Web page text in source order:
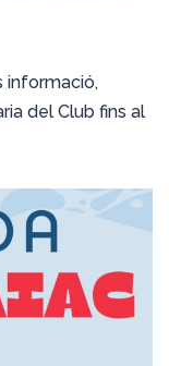
informació,
del Club fins al